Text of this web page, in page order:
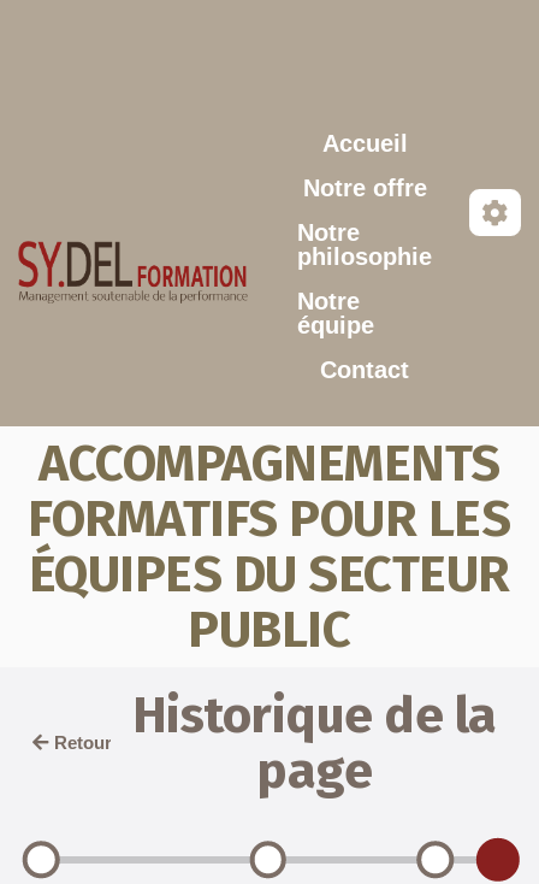
Accueil
Notre offre
Notre
philosophie
Notre
équipe
Contact
ACCOMPAGNEMENTS
FORMATIFS POUR LES
ÉQUIPES DU SECTEUR
PUBLIC
Retour
Historique de la
page